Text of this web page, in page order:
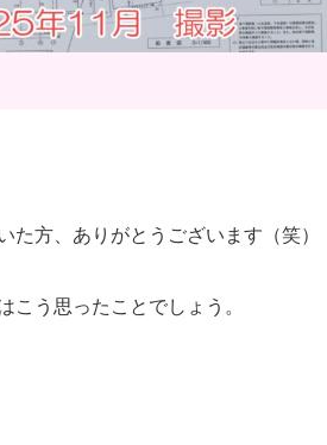
た方、ありがとうございます（笑）
こう思ったことでしょう。